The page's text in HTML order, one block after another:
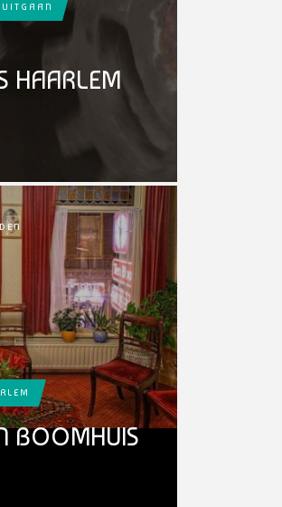
UITGAAN
HAARLEM
BOOMHUIS